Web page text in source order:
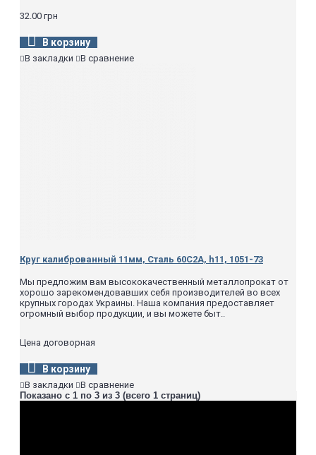
32.00 грн
В корзину
В закладки В сравнение
Круг калиброванный 11мм, Сталь 60С2А, h11, 1051-73
Мы предложим вам высококачественный металлопрокат от
хорошо зарекомендовавших себя производителей во всех
крупных городах Украины. Наша компания предоставляет
огромный выбор продукции, и вы можете быт..
Цена договорная
В корзину
В закладки
В сравнение
Показано с 1 по 3 из 3 (всего 1 страниц)